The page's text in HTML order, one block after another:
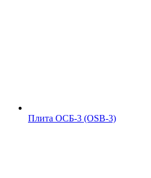
Плита ОСБ-3 (OSB-3)